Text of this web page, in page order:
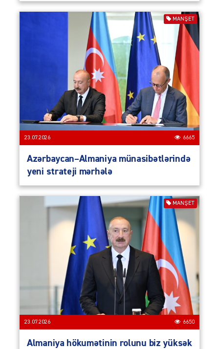
MANŞET
23.07.2026 6665
Azərbaycan–Almaniya münasibətlərində
yeni strateji mərhələ
MANŞET
23.07.2026 6650
Almaniya hökumətinin rolunu biz yüksək